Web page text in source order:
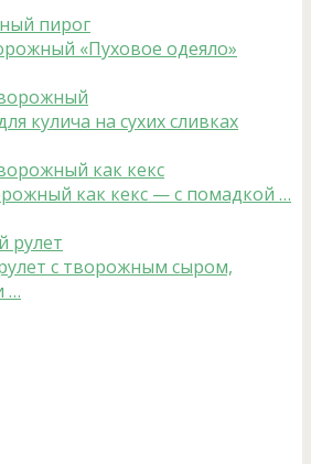
«Пуховое одеяло»
кулича на сухих сливках
как кекс — с помадкой …
с творожным сыром,
…